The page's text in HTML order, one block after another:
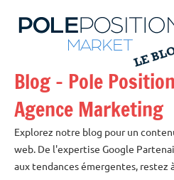
Blog – Pole
Agence Marketing
Explorez notre blog pour un
web. De l'expertise Google
aux tendances émergentes, restez